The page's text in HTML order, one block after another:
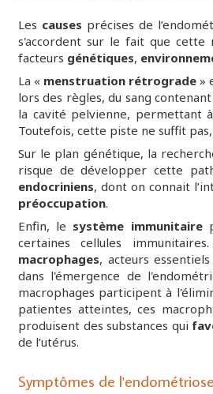
Les causes précises de
s'accordent sur le fait que cette
facteurs génétiques,
La « menstruation rétrograde »
lors des règles, du sang
la cavité pelvienne, permettant
Toutefois, cette piste ne suffit
Sur le plan génétique, la
risque de développer cette
endocriniens, dont on connait
préoccupation.
Enfin, le système immunitaire
certaines cellules
macrophages, acteurs
dans l'émergence de
macrophages participent à
patientes atteintes, ces
produisent des substances qui
de l’utérus.
Symptômes de